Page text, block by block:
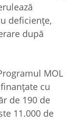
deficiențe,
după
MOL
cu
de 190 de
11.000 de